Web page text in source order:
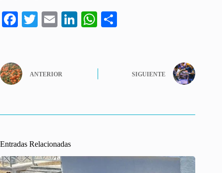
Fa
ok
T
r
E
Li
W
A
pp
ANTERIOR SIGUIENTE
Entradas Relacionadas